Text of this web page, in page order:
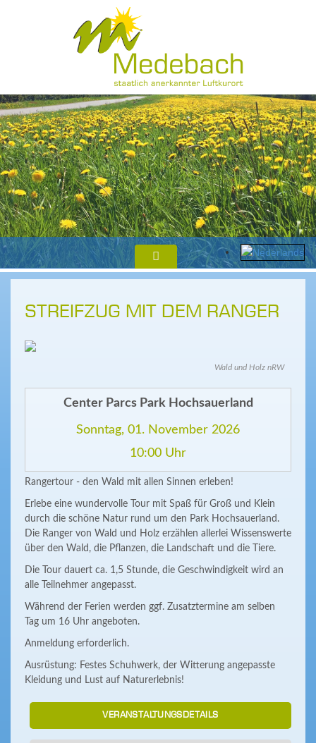
STREIFZUG MIT DEM RANGER
Wald und Holz nRW
Center Parcs Park Hochsauerland
Sonntag, 01. November 2026
10:00 Uhr
Rangertour - den Wald mit allen Sinnen erleben!
Erlebe eine wundervolle Tour mit Spaß für Groß und Klein
durch die schöne Natur rund um den Park Hochsauerland.
Die Ranger von Wald und Holz erzählen allerlei Wissenswerte
über den Wald, die Pflanzen, die Landschaft und die Tiere.
Die Tour dauert ca. 1,5 Stunde, die Geschwindigkeit wird an
alle Teilnehmer angepasst.
Während der Ferien werden ggf. Zusatztermine am selben
Tag um 16 Uhr angeboten.
Anmeldung erforderlich.
Ausrüstung: Festes Schuhwerk, der Witterung angepasste
Kleidung und Lust auf Naturerlebnis!
VERANSTALTUNGSDETAILS